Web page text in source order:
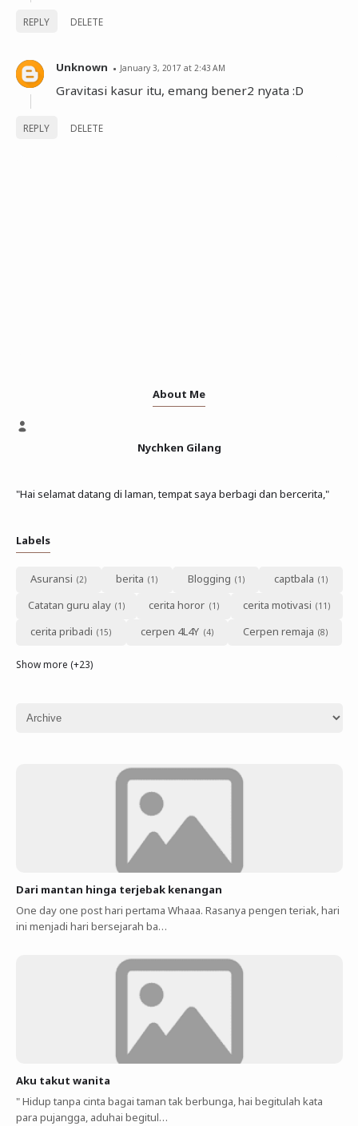
REPLY DELETE
Unknown January 3, 2017 at 2:43 AM
Gravitasi kasur itu, emang bener2 nyata :D
REPLY DELETE
About Me
Nychken Gilang
"Hai selamat datang di laman, tempat saya berbagi dan bercerita,"
Labels
Asuransi berita Blogging
captbala
Catatan guru alay
cerita horor
cerita motivasi
cerita pribadi
cerpen 4L4Y Cerpen remaja
Show more (+23)
Dari mantan hinga terjebak kenangan
One day one post hari pertama Whaaa. Rasanya pengen teriak, hari
ini menjadi hari bersejarah ba…
Aku takut wanita
" Hidup tanpa cinta bagai taman tak berbunga, hai begitulah kata
para pujangga, aduhai begitul…